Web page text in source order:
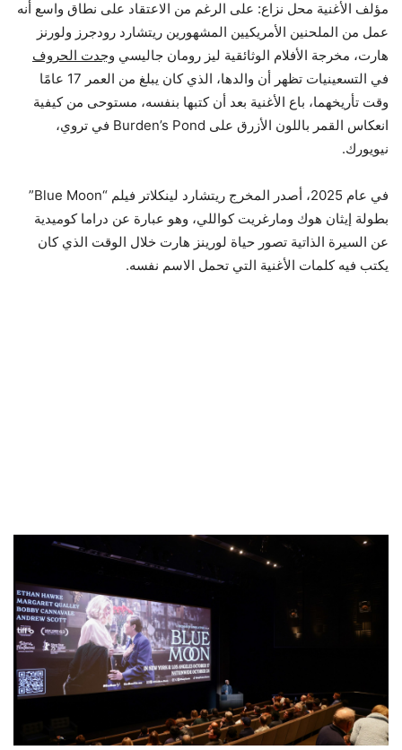
مؤلف الأغنية محل نزاع: على الرغم من الاعتقاد على نطاق واسع أنه
عمل من الملحنين الأمريكيين المشهورين ريتشارد رودجرز ولورنز
هارت، مخرجة الأفلام الوثائقية ليز رومان جاليسي وجدت الحروف
في التسعينيات تظهر أن والدها، الذي كان يبلغ من العمر 17 عامًا
وقت تأريخهما، باع الأغنية بعد أن كتبها بنفسه، مستوحى من كيفية
انعكاس القمر باللون الأزرق على Burden’s Pond في تروي،
نيويورك.
في عام 2025، أصدر المخرج ريتشارد لينكلاتر فيلم “Blue Moon”
بطولة إيثان هوك ومارغريت كواللي، وهو عبارة عن دراما كوميدية
عن السيرة الذاتية تصور حياة لورينز هارت خلال الوقت الذي كان
يكتب فيه كلمات الأغنية التي تحمل الاسم نفسه.